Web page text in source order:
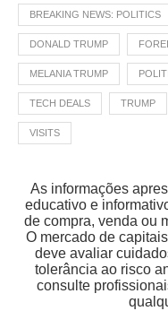
BREAKING NEWS: POLITICS
DONALD TRUMP
MELANIA TRUMP
TECH DEALS TRUMP
VISITS
As informações
educativo e
de compra, venda ou
O mercado de
deve avaliar
tolerância ao risco
consulte